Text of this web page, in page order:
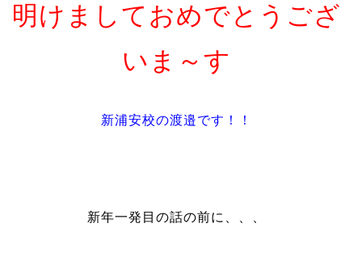
明 けましておめでとうござ
いま～す
新浦安校の渡邉です！！
新年一発目の話の前に、、、